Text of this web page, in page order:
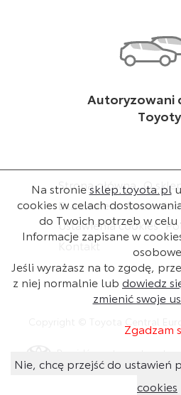
Autoryzowani
Toyoty
Strona główna O
Dla dealera Baza
Ustawienia cookies
Kontakt
Na stroniesklep.toyota.pl
cookies w celach
do Twoich potrzeb w celu
Informacje zapisane w
osobowe.
Jeśli wyrażasz na to zgodę,
z niej normalnie lub dowiedz
zmienić swoje
Zgadzam
Nie, chcę przejść do ustawień
cookies